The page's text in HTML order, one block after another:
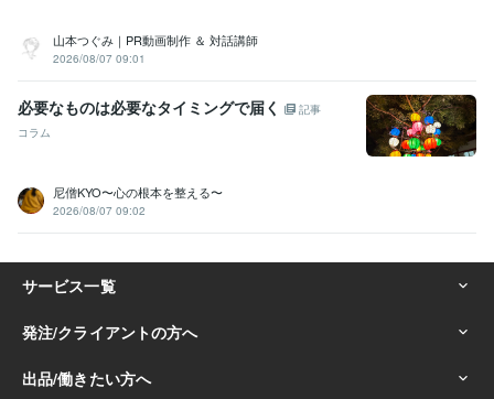
山本つぐみ｜PR動画制作 ＆ 対話講師
2026/08/07 09:01
必要なものは必要なタイミングで届く
記事
コラム
尼僧KYO〜心の根本を整える〜
2026/08/07 09:02